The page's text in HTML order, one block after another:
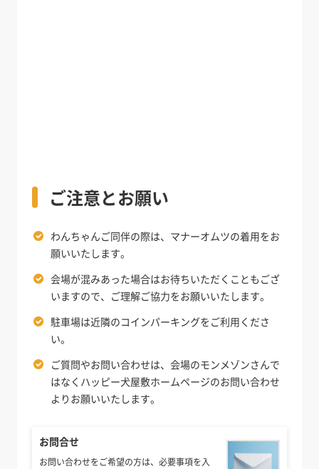
ご注意とお願い
わんちゃんご同伴の際は、マナーオムツの着用をお
願いいたします。
会場が混みあった場合はお待ちいただくこともござ
いますので、ご理解ご協力をお願いいたします。
駐車場は近隣のコインパーキングをご利用くださ
い。
ご質問やお問い合わせは、会場のモンメゾンさんで
はなくハッピー犬屋敷ホームページのお問い合わせ
よりお願いいたします。
お問合せ
お問い合わせをご希望の方は、必要事項を入